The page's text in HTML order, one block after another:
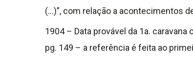
(…)”, com relação a acontecimentos
1904 – Data provável da 1a.
pg. 149 – a referência é feita ao